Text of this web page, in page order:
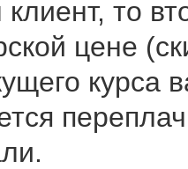
то
цене
курса